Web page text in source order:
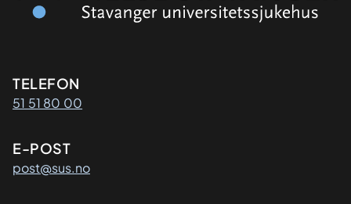
Kontaktinformasjon
TELEFON
51 51 80 00
E-POST
post@sus.no